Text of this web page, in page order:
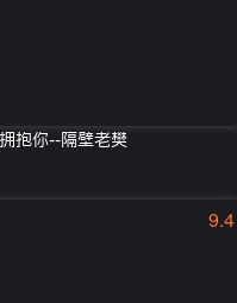
抱你--隔壁老樊
9.4